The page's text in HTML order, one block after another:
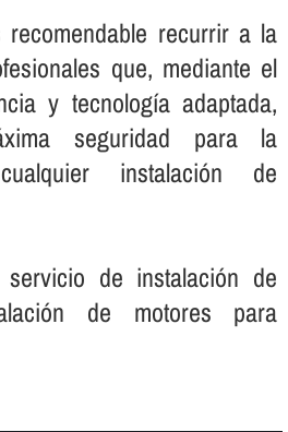
recurrir a la
que, mediante el
y tecnologí­a adaptada,
seguridad para la
instalación de
de instalación de
de motores para